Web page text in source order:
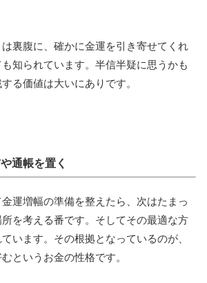
裏腹に、確かに金運を引き寄せてくれ
知られています。半信半疑に思うかも
る価値は大いにありです。
通帳を置く
運増幅の準備を整えたら、次はたまっ
を考える番です。そしてその最適な方
います。その根拠となっているのが、
というお金の性格です。